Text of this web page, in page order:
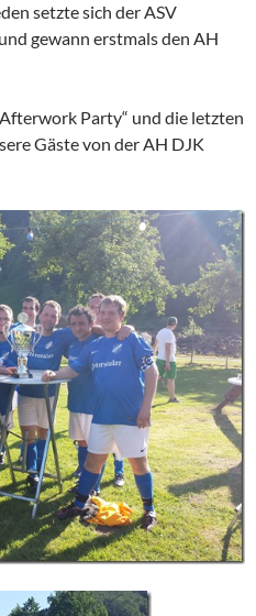
setzte sich der ASV
gewann erstmals den AH
Party“ und die letzten
Gäste von der AH DJK